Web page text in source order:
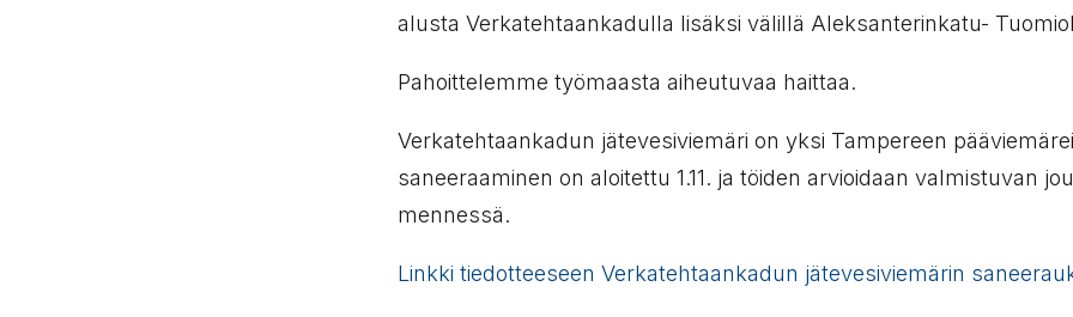
alusta Verkatehtaankadulla lisäksi välillä Aleksanterinkatu-
Pahoittelemme työmaasta aiheutuvaa haittaa.
Verkatehtaankadun jätevesiviemäri on yksi Tampereen
saneeraaminen on aloitettu 1.11. ja töiden arvioidaan valmistuvan
mennessä.
Linkki tiedotteeseen Verkatehtaankadun jätevesiviemärin